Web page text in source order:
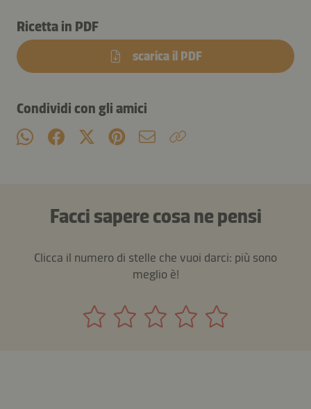
Ricetta in PDF
scarica il PDF
Condividi con gli amici
Facci sapere cosa ne pensi
Clicca il numero di stelle che vuoi darci: più sono
meglio è!